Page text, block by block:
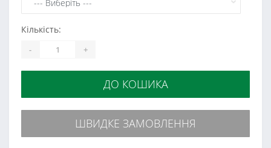
Кількість:
- +
ДО КОШИКА
ШВИДКЕ ЗАМОВЛЕННЯ